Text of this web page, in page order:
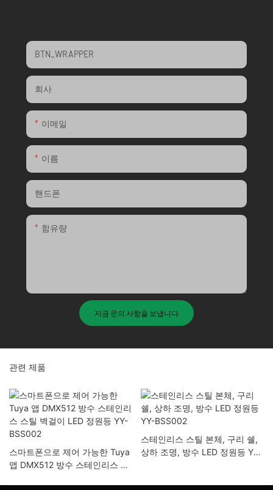
BTN_WRAPPER
회사
이메일
이름
핸드폰
함유량
지금 문의 사항을 보냅니다
관련 제품
스마트폰으로 제어 가능한 Tuya
앱 DMX512 방수 스테인리스 스
스테인리스 스틸 본체, 구리 쉘,
상하 조명, 방수 LED 정원등 YY-